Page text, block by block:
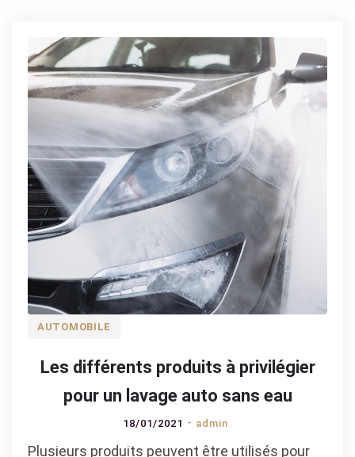
AUTOMOBILE
Les différents produits à privilégier
pour un lavage auto sans eau
18/01/2021 admin
Plusieurs produits peuvent être utilisés pour